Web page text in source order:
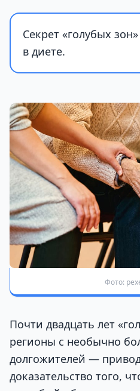
Секрет «голубых
в диете.
Фото:
Почти двадцать лет
регионы с необычно
долгожителей —
доказательство того,